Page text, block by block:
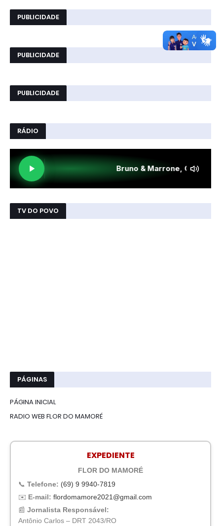
PUBLICIDADE
PUBLICIDADE
PUBLICIDADE
RÁDIO
TV DO POVO
PÁGINAS
PÁGINA INICIAL
RADIO WEB FLOR DO MAMORÉ
EXPEDIENTE
FLOR DO MAMORÉ
📞 Telefone: (69) 9 9940-7819
✉️ E-mail: flordomamore2021@gmail.com
📰 Jornalista Responsável:
Antônio Carlos – DRT 2043/RO